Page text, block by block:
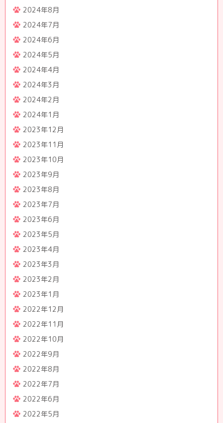
2024年8月
2024年7月
2024年6月
2024年5月
2024年4月
2024年3月
2024年2月
2024年1月
2023年12月
2023年11月
2023年10月
2023年9月
2023年8月
2023年7月
2023年6月
2023年5月
2023年4月
2023年3月
2023年2月
2023年1月
2022年12月
2022年11月
2022年10月
2022年9月
2022年8月
2022年7月
2022年6月
2022年5月